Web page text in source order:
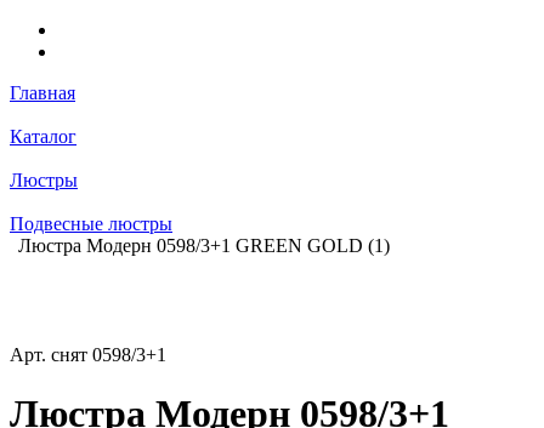
Главная
Каталог
Люстры
Подвесные люстры
Люстра Модерн 0598/3+1 GREEN GOLD (1)
Арт. снят 0598/3+1
Люстра Модерн 0598/3+1